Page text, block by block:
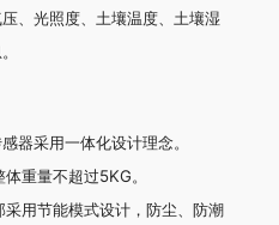
、光照度、土壤温度、土壤湿
器采用一体化设计理念。
重量不超过5KG。
用节能模式设计，防尘、防潮